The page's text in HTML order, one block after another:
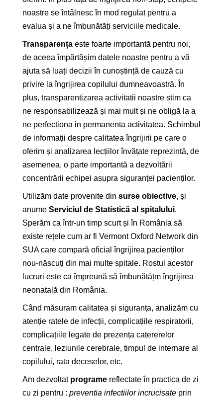
noastre se întâlnesc în mod regulat pentru a
evalua și a ne îmbunătăți serviciile medicale.
Transparența este foarte importantă pentru noi,
de aceea împărtășim datele noastre pentru a vă
ajuta să luați decizii în cunoștință de cauză cu
privire la îngrijirea copilului dumneavoastră. În
plus, transparentizarea activitatii noastre stim ca
ne responsabilizează și mai mult și ne obligă la a
ne perfectiona in permanenta activitatea. Schimbul
de informații despre calitatea îngrijirii pe care o
oferim și analizarea lecțiilor învățate reprezintă, de
asemenea, o parte importantă a dezvoltării
concentrării echipei asupra siguranței pacienților.
Utilizăm date provenite din surse obiective, și
anume Serviciul de Statistică al spitalului.
Sperăm ca într-un timp scurt și în România să
existe rețele cum ar fi Vermont Oxford Network din
SUA care compară oficial îngrijirea pacienților
nou-născuți din mai multe spitale. Rostul acestor
lucruri este ca împreună să îmbunătățm îngrijirea
neonatală din România.
Când măsuram calitatea și siguranța, analizăm cu
atenție ratele de infecții, complicațiile respiratorii,
complicațiile legate de prezența catererelor
centrale, leziunile cerebrale, timpul de internare al
copilului, rata deceselor, etc.
Am dezvoltat programe reflectate în practica de zi
cu zi pentru : preventia infectiilor incrucisate prin